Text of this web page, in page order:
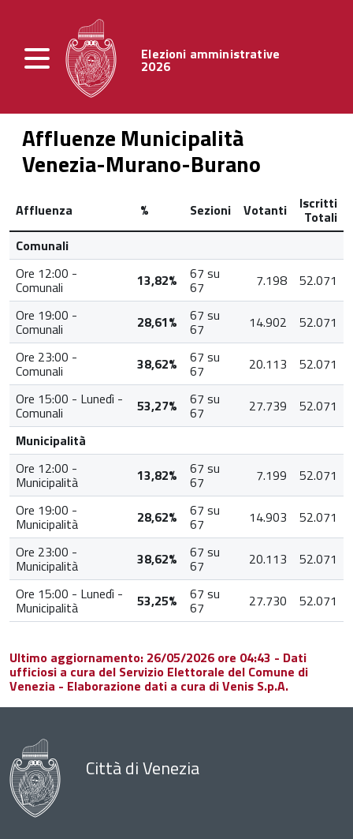
Elezioni amministrative
2026
Affluenze Municipalità
Venezia-Murano-Burano
Affluenza % Sezioni Votanti Iscritti
Totali
Comunali
Ore 12:00 -
Comunali 13,82% 67 su
67 7.198
52.071
Ore 19:00 -
Comunali 28,61% 67 su
67 14.902
52.071
Ore 23:00 -
Comunali 38,62% 67 su
67 20.113
52.071
Ore 15:00 - Lunedì -
Comunali 53,27% 67 su
67 27.739
52.071
Municipalità
Ore 12:00 -
Municipalità 13,82% 67 su
67 7.199
52.071
Ore 19:00 -
Municipalità 28,62% 67 su
67 14.903
52.071
Ore 23:00 -
Municipalità 38,62% 67 su
67 20.113
52.071
Ore 15:00 - Lunedì -
Municipalità 53,25% 67 su
67 27.730 52.071
Ultimo aggiornamento: 26/05/2026 ore 04:43 - Dati
ufficiosi a cura del Servizio Elettorale del Comune di
Venezia - Elaborazione dati a cura di Venis S.p.A.
Città di Venezia